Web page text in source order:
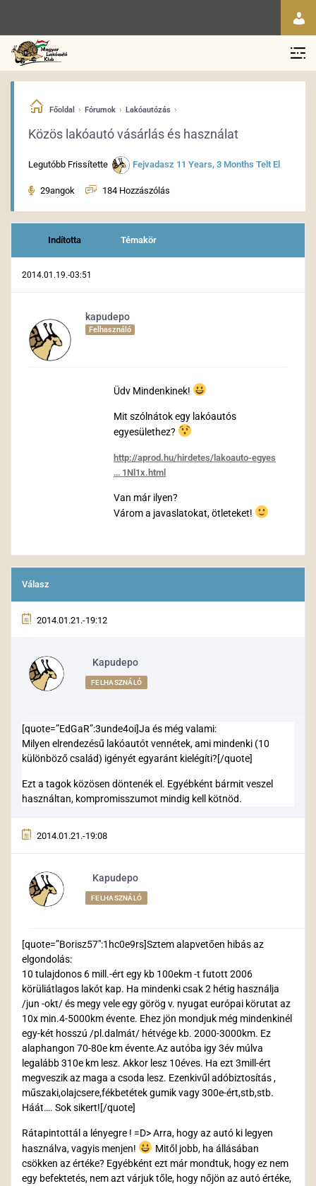
Főoldal › Fórumok › Lakóautózás ›
Közös lakóautó vásárlás és használat
Legutóbb Frissítette Fejvadasz 11 Years, 3 Months Telt El
29angok 184 Hozzászólás
Indította Témakör
2014.01.19.-03:51
kapudepo
Felhasználó
Üdv Mindenkinek!
Mit szólnátok egy lakóautós
egyesülethez?
http://aprod.hu/hirdetes/lakoauto-egyes
… 1Nl1x.html
Van már ilyen?
Várom a javaslatokat, ötleteket!
Válasz
2014.01.21.-19:12
Kapudepo
FELHASZNÁLÓ
[quote=”EdGaR”:3unde4oi]Ja és még valami:
Milyen elrendezésű lakóautót vennétek, ami mindenki (10
különböző család) igényét egyaránt kielégíti?[/quote]
Ezt a tagok közösen döntenék el. Egyébként bármit veszel
használtan, kompromisszumot mindig kell kötnöd.
2014.01.21.-19:08
Kapudepo
FELHASZNÁLÓ
[quote=”Borisz57″:1hc0e9rs]Sztem alapvetően hibás az
elgondolás:
10 tulajdonos 6 mill.-ért egy kb 100ekm -t futott 2006
körüliátlagos lakót kap. Ha mindenki csak 2 hétig használja
/jun -okt/ és megy vele egy görög v. nyugat európai körutat az
10x min.4-5000km évente. Ehez jön mondjuk még mindenkinél
egy-két hosszú /pl.dalmát/ hétvége kb. 2000-3000km. Ez
alaphangon 70-80e km évente.Az autóba igy 3év múlva
legalább 310e km lesz. Akkor lesz 10éves. Ha ezt 3mill-ért
megveszik az maga a csoda lesz. Ezenkivűl adóbiztosítás ,
műszaki,olajcsere,fékbetétek gumik vagy 300e-ért,stb,stb.
Háát…. Sok sikert![/quote]
Rátapintottál a lényegre ! =D> Arra, hogy az autó ki legyen
használva, vagyis menjen!
Mitől jobb, ha állásában
csökken az értéke? Egyébként ezt már mondtuk, hogy ez nem
egy befektetés, nem azt várjuk tőle, hogy nőjön az autó értéke,